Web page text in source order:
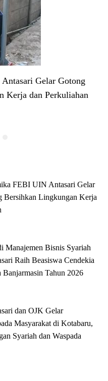
Gelar Gotong
Kerja dan Perkuliahan
FEBI UIN Antasari Gelar
Bersihkan Lingkungan Kerja
Manajemen Bisnis Syariah
Raih Beasiswa Cendekia
Tahun 2026
dan OJK Gelar
Masyarakat di Kotabaru,
Syariah dan Waspada